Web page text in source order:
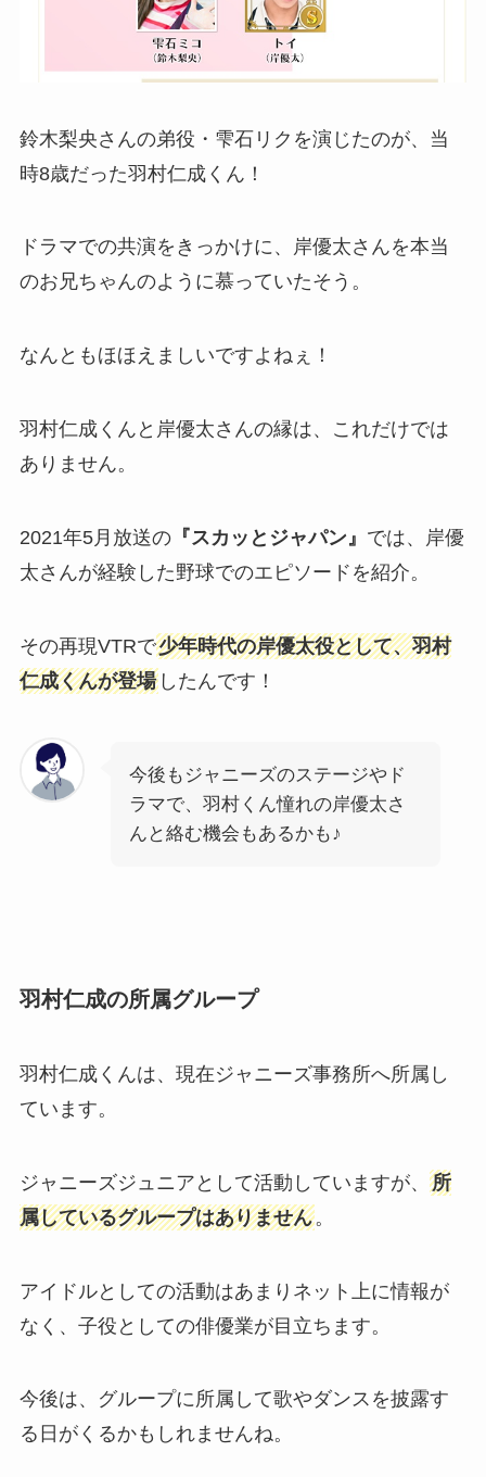
鈴木梨央さんの弟役・雫石リクを演じたのが、当
時8歳だった羽村仁成くん！
ドラマでの共演をきっかけに、岸優太さんを本当
のお兄ちゃんのように慕っていたそう。
なんともほほえましいですよねぇ！
羽村仁成くんと岸優太さんの縁は、これだけでは
ありません。
2021年5月放送の『スカッとジャパン』 では、岸優
太さんが経験した野球でのエピソードを紹介。
その再現VTRで少年時代の岸優太役として、羽村
仁成くんが登場したんです！
今後もジャニーズのステージやド
ラマで、羽村くん憧れの岸優太さ
んと絡む機会もあるかも♪
羽村仁成の所属グループ
羽村仁成くんは、現在ジャニーズ事務所へ所属し
ています。
ジャニーズジュニアとして活動していますが、 所
属しているグループはありません。
アイドルとしての活動はあまりネット上に情報が
なく、子役としての俳優業が目立ちます。
今後は、グループに所属して歌やダンスを披露す
る日がくるかもしれませんね。